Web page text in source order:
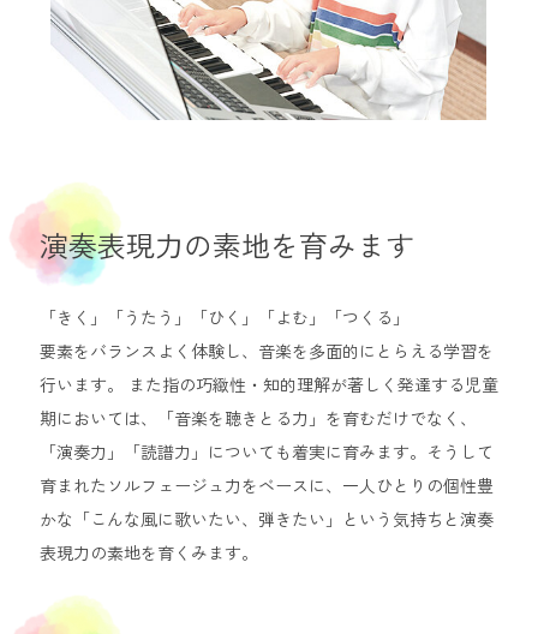
演奏表現力の素地を育みます
「きく」「うたう」「ひく」「よむ」「つくる」
要素をバランスよく体験し、音楽を多面的にとらえる学習を
行います。 また指の巧緻性・知的理解が著しく発達する児童
期においては、「音楽を聴きとる力」を育むだけでなく、
「演奏力」「読譜力」についても着実に育みます。そうして
育まれたソルフェージュ力をベースに、一人ひとりの個性豊
かな「こんな風に歌いたい、弾きたい」という気持ちと演奏
表現力の素地を育くみます。